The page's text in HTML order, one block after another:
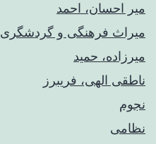
میر احسان، احمد
میراث فرهنگی و گردشگری
میرزاده، حمید
ناطقی الهی، فریبرز
نجوم
نظامی